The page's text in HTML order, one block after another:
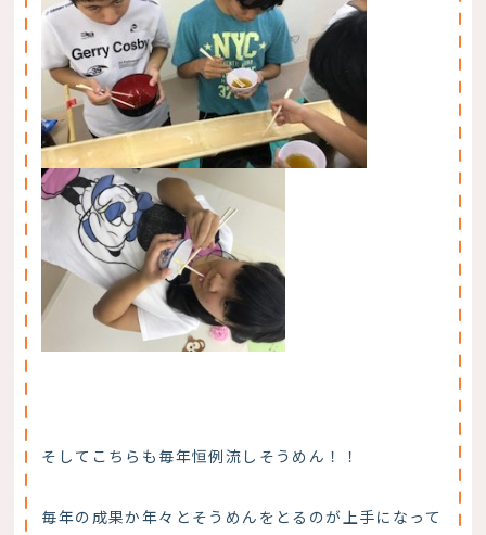
そしてこちらも毎年恒例流しそうめん！！
毎年の成果か年々とそうめんをとるのが上手になって